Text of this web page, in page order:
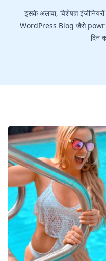
इसके अलावा, विशेषज्ञ
WordPress Blog जैसे powr
दिन